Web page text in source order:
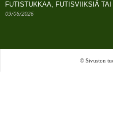
FUTISTUKKAA, FUTISVIIKSIÄ TAI
09/06/2026
© Sivuston